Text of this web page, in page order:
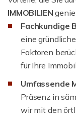
IMMOBILIEN
Fachkundige
eine
Faktoren
für Ihre
Umfassende
Präsenz in
wir mit den